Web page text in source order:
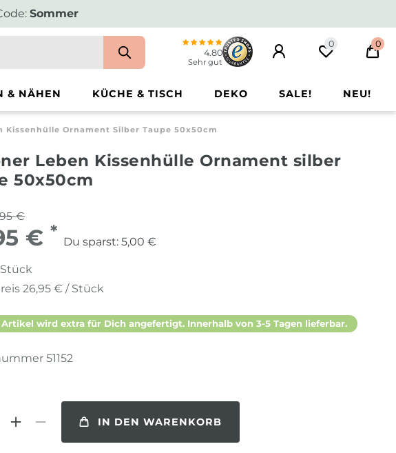
Sommer
4.80
Sehr gut
0 0
& NÄHEN KÜCHE & TISCH DEKO SALE! NEU!
Kissenhülle Ornament Silber Taupe 50x50cm
Leben Kissenhülle Ornament silber
50x50cm
€
€ *
Du sparst: 5,00 €
Stück
26,95 € / Stück
Artikel wird extra für Dich angefertigt. Innerhalb von 3-5 Tagen lieferbar.
51152
IN DEN WARENKORB